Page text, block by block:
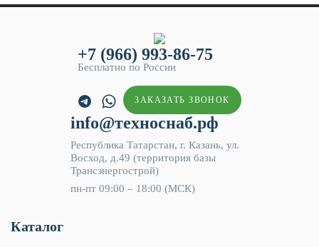
+7 (966) 993-86-75
Бесплатно по России
ЗАКАЗАТЬ ЗВОНОК
info@техноснаб.рф
Республика Татарстан, г. Казань, ул.
Восход, д.49 (территория базы
Трансэнергострой)
пн-пт 09:00 – 18:00 (МСК)
Каталог